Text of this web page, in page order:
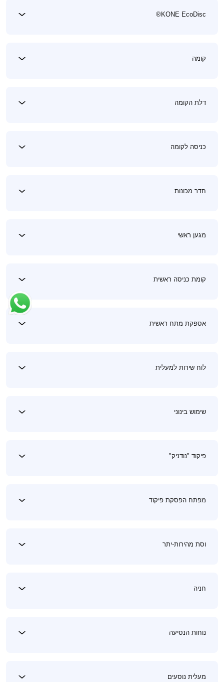
KONE EcoDisc®
קומה
דלת הקומה
כניסה לקומה
חדר מכונות
מגען ראשי
קומת כניסה ראשית
אספקת מתח ראשית
לוח שירות למעלית
שימוש בינוני
פיקוד "נודניק"
מפתח הפסקת פיקוד
וסת מהירות-יתר
חניה
נוחות הנסיעה
מעלית נוסעים